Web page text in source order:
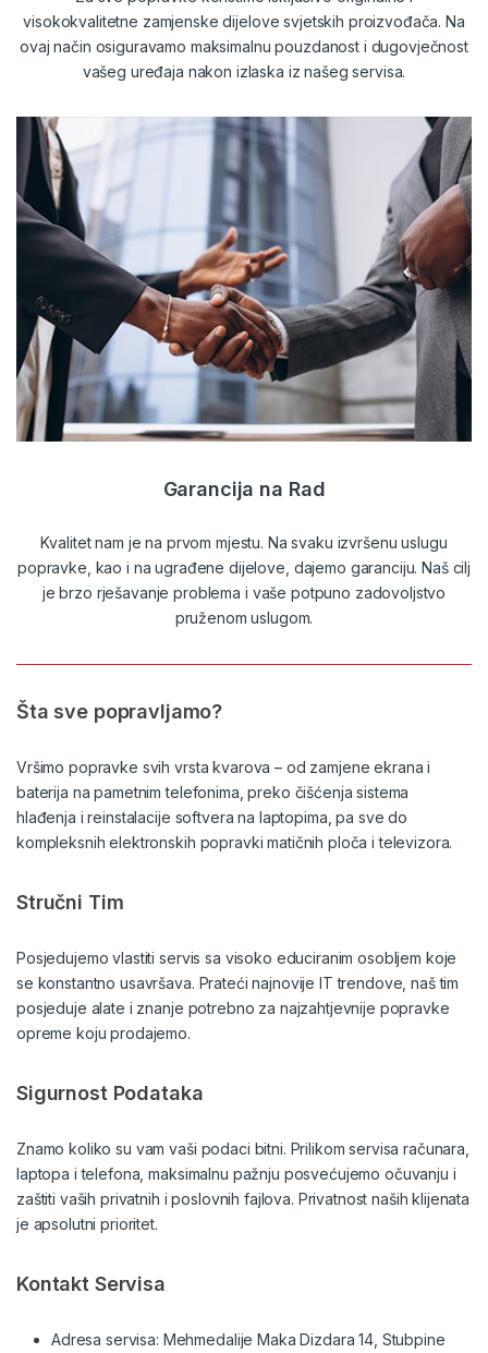
visokokvalitetne zamjenske dijelove svjetskih proizvođača. Na
ovaj način osiguravamo maksimalnu pouzdanost i dugovječnost
vašeg uređaja nakon izlaska iz našeg servisa.
Garancija na Rad
Kvalitet nam je na prvom mjestu. Na svaku izvršenu uslugu
popravke, kao i na ugrađene dijelove, dajemo garanciju. Naš cilj
je brzo rješavanje problema i vaše potpuno zadovoljstvo
pruženom uslugom.
Šta sve popravljamo?
Vršimo popravke svih vrsta kvarova – od zamjene ekrana i
baterija na pametnim telefonima, preko čišćenja sistema
hlađenja i reinstalacije softvera na laptopima, pa sve do
kompleksnih elektronskih popravki matičnih ploča i televizora.
Stručni Tim
Posjedujemo vlastiti servis sa visoko educiranim osobljem koje
se konstantno usavršava. Prateći najnovije IT trendove, naš tim
posjeduje alate i znanje potrebno za najzahtjevnije popravke
opreme koju prodajemo.
Sigurnost Podataka
Znamo koliko su vam vaši podaci bitni. Prilikom servisa računara,
laptopa i telefona, maksimalnu pažnju posvećujemo očuvanju i
zaštiti vaših privatnih i poslovnih fajlova. Privatnost naših klijenata
je apsolutni prioritet.
Kontakt Servisa
Adresa servisa: Mehmedalije Maka Dizdara 14, Stubpine